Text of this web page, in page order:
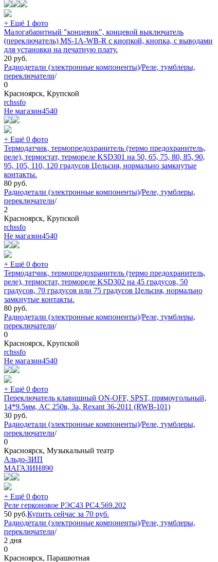
+ Ещё 1 фото
Малогабаритный "концевик", концевой выключатель
(переключатель) MS-1A-WB-R с кнопкой, кнопка, с выводами
для установки на печатную плату.
20 руб.
Радиодетали (электронные компоненты)/Реле, тумблеры,
переключатели/
0
Красноярск, Крупской
rchssfo
Не магазин4540
+ Ещё 0 фото
Термодатчик, термопредохранитель (термо предохранитель,
реле), термостат, термореле KSD301 на 50, 65, 75, 80, 85, 90,
95, 105, 110, 120 градусов Цельсия, нормально замкнутые
контакты.
80 руб.
Радиодетали (электронные компоненты)/Реле, тумблеры,
переключатели/
2
Красноярск, Крупской
rchssfo
Не магазин4540
+ Ещё 0 фото
Термодатчик, термопредохранитель (термо предохранитель,
реле), термостат, термореле KSD302 на 45 градусов, 50
градусов, 70 градусов или 75 градусов Цельсия, нормально
замкнутые контакты.
80 руб.
Радиодетали (электронные компоненты)/Реле, тумблеры,
переключатели/
0
Красноярск, Крупской
rchssfo
Не магазин4540
+ Ещё 0 фото
Переключатель клавишный ON-OFF, SPST, прямоугольный,
14*9.5мм, AC 250в, 3а, Rexant 36-2011 (RWB-101)
30 руб.
Радиодетали (электронные компоненты)/Реле, тумблеры,
переключатели/
0
Красноярск, Музыкальный театр
Альдо-ЗИП
МАГАЗИН890
+ Ещё 0 фото
Реле герконовое РЭС43 РС4.569.202
50 руб.Купить сейчас за 70 руб.
Радиодетали (электронные компоненты)/Реле, тумблеры,
переключатели/
2 дня
0
Красноярск, Парашютная